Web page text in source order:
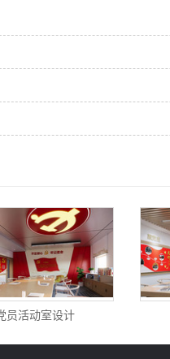
员活动室设计